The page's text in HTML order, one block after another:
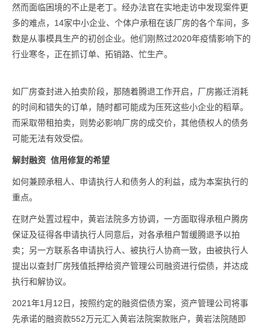
然而面临困境的不止是老丁。经办法官在实地走访中发现案件更
多的难点，14家中小企业、个体户承租在该厂房的各个车间，多
数是从事模具生产的初创企业。他们刚熬过2020年疫情影响下的
行业寒冬，正在抓订单、拓销路、忙生产。
如厂房查封进入拍卖阶段，那随着腾退工作开启，厂房搬迁消耗
的时间和错失的订单，随时都可能成为压死这些小企业的稻草。
而采取带租拍卖，则势必影响厂房的成交价，其他债权人的债务
可能无法有效受偿。
解封融资 信用修复的希望
如何兼顾承租人、申请执行人和债务人的利益，成为本案执行的
重点。
在财产处置过程中，黄岩法院多方协调，一方面取得承租户腾房
保证及征得各申请执行人同意后，对各承租户暂缓腾退予以拍
卖；另一方联系各申请执行人、被执行人协商一致，由被执行人
提出以查封厂房残值抵押给资产管理公司融资进行偿债，并达成
执行和解协议。
2021年1月12日，按照约定的融资偿债方案，资产管理公司将事
先承诺的融资款552万元汇入黄岩法院案款账户，黄岩法院随即